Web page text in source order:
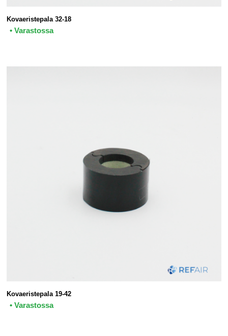
Kovaeristepala 32-18
• Varastossa
Kovaeristepala 19-42
• Varastossa